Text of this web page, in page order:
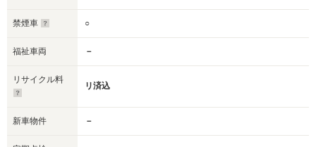
禁煙車 ○
福祉車両 －
リサイクル料
リ済込
新車物件 －